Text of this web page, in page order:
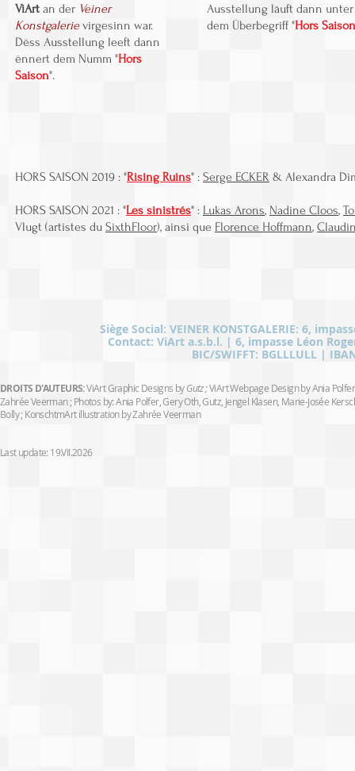
ViArt an der Veiner
Konstgalerie virgesinn war.
Dëss Ausstellung leeft dann
ënnert dem Numm "Hors
Saison".
Ausstellung läuft dann unter
dem Überbegriff "Hors Saison
HORS SAISON 2019 : "Rising Ruins" : Serge ECKER & Alexandra
HORS SAISON 2021 : "Les sinistrés" : Lukas Arons, Nadine Cloos,
Vlugt (artistes du SixthFloor), ainsi que Florence Hoffmann,
Siège Social: VEINER KONSTGALERIE: 6,
Contact: ViArt a.s.b.l. | 6, impasse Léon
BIC/SWIFFT: BGLLLULL |
DROITS D'AUTEURS:ViArt Graphic Designs byGutz ;ViArt Webpage Design by Ania
Zahrée Veerman ; Photos by: Ania Polfer, Gery Oth, Gutz, Jengel Klasen, Marie-Josée
Bolly ; KonschtmArt illustration by Zahrée Veerman
Last update: 19.VII.2026